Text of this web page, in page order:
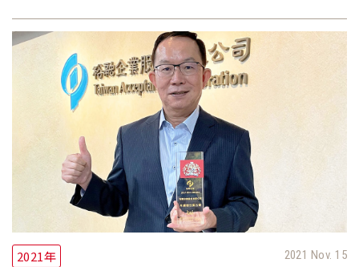
法院游錫堃院長親自頒獎、裕隆日產梁肇彥協理代
表受獎。
2021年 2021 Nov. 15